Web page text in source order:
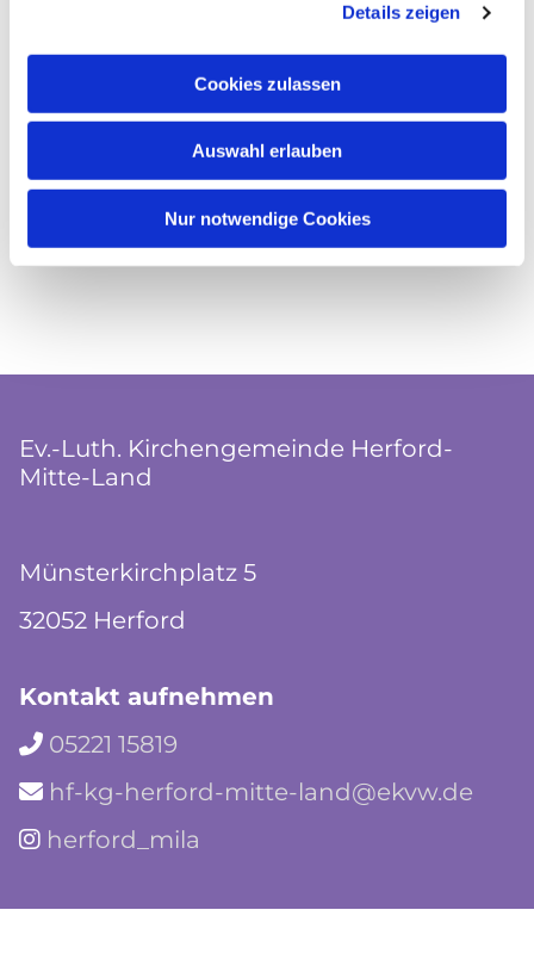
Details zeigen
Cookies zulassen
Auswahl erlauben
Nur notwendige Cookies
Ev.-Luth. Kirchengemeinde Herford-
Mitte-Land
Münsterkirchplatz 5
32052 Herford
Kontakt aufnehmen
 05221 15819
 hf-kg-herford-mitte-land@ekvw.de
 herford_mila